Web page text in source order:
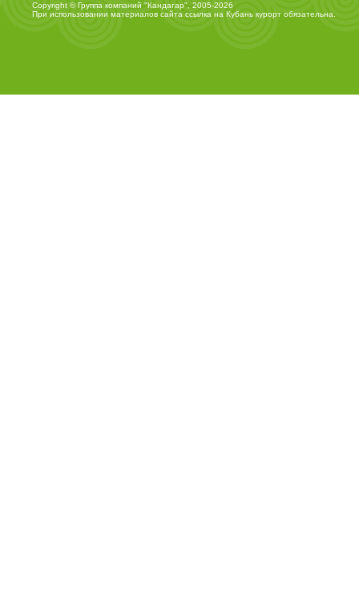
Copyright © Группа компаний "Кандагар", 2005-2026
При использовании материалов сайта ссылка на Кубань курортобязательна.